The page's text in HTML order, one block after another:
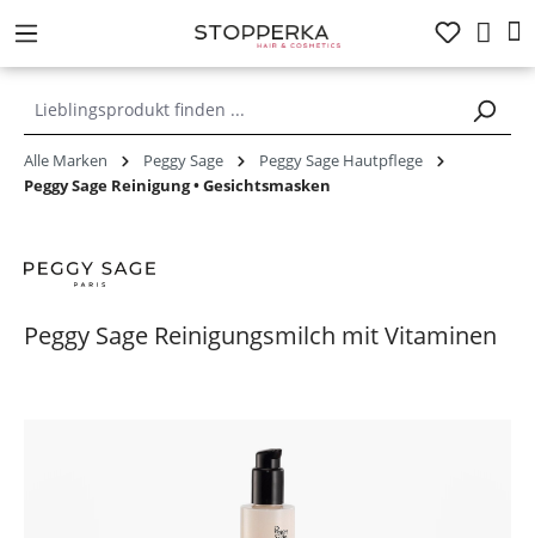
springen
Alle Marken Peggy Sage
Peggy Sage Hautpflege
Peggy Sage Reinigung • Gesichtsmasken
Peggy Sage Reinigungsmilch mit Vitaminen